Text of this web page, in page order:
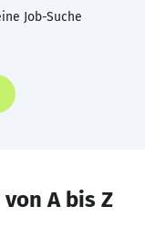
Job-Suche
A bis Z